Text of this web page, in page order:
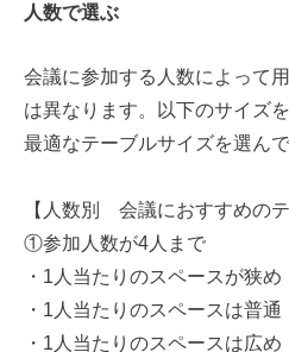
人数で選ぶ
会議に参加する人数によって
は異なります。以下のサイズ
最適なテーブルサイズを選んで
【人数別 会議におすすめのテ
①参加人数が4人まで
・1人当たりのスペースが狭
・1人当たりのスペースは普
・1人当たりのスペースは広